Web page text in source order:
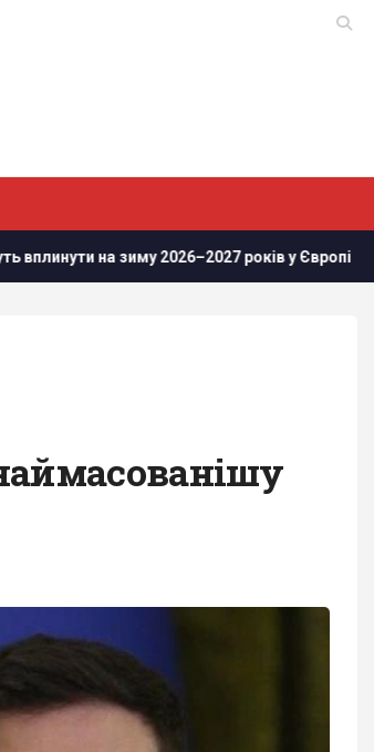
років у Європі Росіяни